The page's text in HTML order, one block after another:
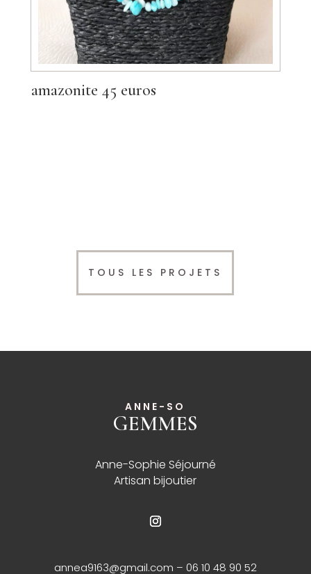
amazonite 45 euros
TOUS LES PROJETS
ANNE-SO
GEMMES
Anne-Sophie Séjourné
Artisan bijoutier
annea9163@gmail.com – 06 10 48 90 52